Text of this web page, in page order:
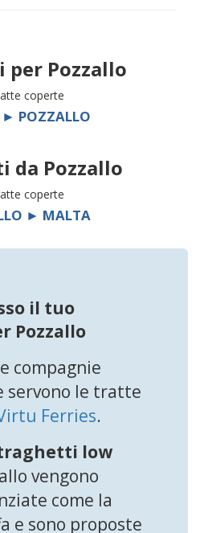
per Pozzallo
coperte
POZZALLO
da Pozzallo
coperte
► MALTA
il tuo
Pozzallo
compagnie
servono le tratte
Ferries.
low
vengono
come la
e sono proposte